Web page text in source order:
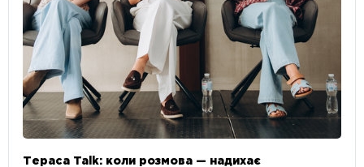
Тераса Talk: коли розмова — надихає